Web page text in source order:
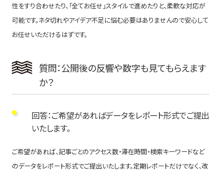
性をすり合わせたり、「全てお任せ」スタイルで進めたりと、柔軟な対応が
可能です。ネタ切れやアイデア不足に悩む必要はありませんので安心して
お任せいただけるはずです。
質問：公開後の反響や数字も見てもらえます
か？
回答：ご希望があればデータをレポート形式でご提出
いたします。
ご希望があれば、記事ごとのアクセス数・滞在時間・検索キーワードなど
のデータをレポート形式でご提出いたします。定期レポートだけでなく、改